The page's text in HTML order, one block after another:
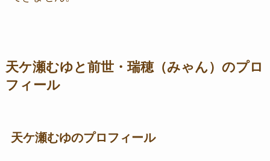
天ケ瀬むゆと前世・瑞穂（みゃん）のプロ
フィール
天ケ瀬むゆのプロフィール